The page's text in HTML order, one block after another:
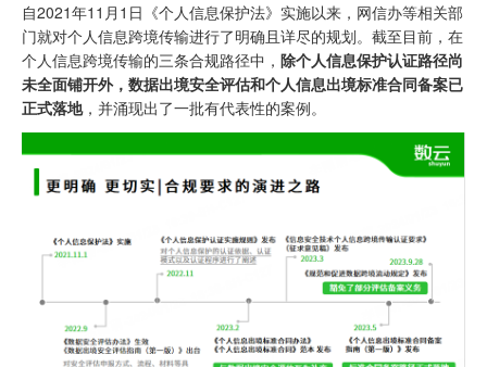
自2021年11月1日《个人信息保护法》实施以来，网信办等相关部
门就对个人信息跨境传输进行了明确且详尽的规划。截至目前，在
个人信息跨境传输的三条合规路径中， 除个人信息保护认证路径尚
未全面铺开外，数据出境安全评估和个人信息出境标准合同备案已
正式落地，并涌现出了一批有代表性的案例。